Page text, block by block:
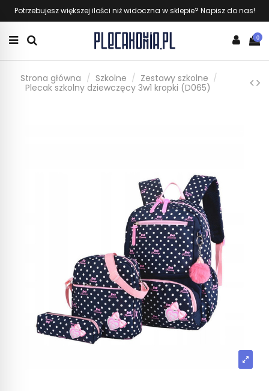
Potrzebujesz większej ilości niż widoczna w sklepie? Napisz do nas!
0
Strona główna Szkolne
Zestawy szkolne
Plecak szkolny dziewczęcy 3w1 kropki (D065)